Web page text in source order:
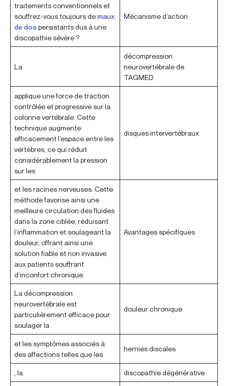
traitements conventionnels et
souffrez-vous toujours demaux
de dospersistants dus à une
discopathie sévère ?
Mécanisme d’action
La
décompression
neurovertébrale de
TAGMED
applique une force de traction
contrôlée et progressive sur la
colonne vertébrale. Cette
technique augmente
efficacement l’espace entre les
vertèbres, ce qui réduit
considérablement la pression
sur les
disques intervertébraux
et les racines nerveuses. Cette
méthode favorise ainsi une
meilleure circulation des fluides
dans la zone ciblée, réduisant
l’inflammation et soulageant la
douleur, offrant ainsi une
solution fiable et non invasive
aux patients souffrant
d’inconfort chronique.
Avantages spécifiques
La décompression
neurovertébrale est
particulièrement efficace pour
soulager la
douleur chronique
et les symptômes associés à
des affections telles que les
hernies discales
, la discopathie dégénérative